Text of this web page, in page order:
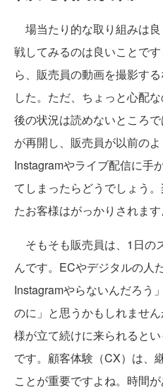
場当たり的な取り組みは
戦してみるのは良いことで
ら、販売員の動画を撮影す
した。ただ、ちょっと心配
後の状況は読めないところ
が再開し、販売員が以前のよ
Instagramやライブ配信に手
てしまったらどうでしょう
たお客様はがっかりされます
そもそも販売員は、1日の
んです。ECやデジタルの人
Instagramやらないんだろう
のに」と思うかもしれませ
様が立て続けに来られると
です。顧客体験（CX）は、
ことが重要ですよね。時間